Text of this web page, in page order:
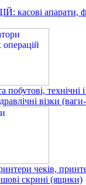
апарати,
технічні
візки
чеків,
скрині (ящики)